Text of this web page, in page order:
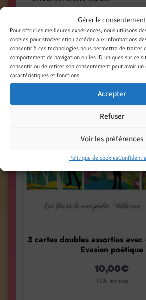
Gérer le consentement
Pour offrir les meilleures expériences, nous utilisons
cookies pour stocker et/ou accéder aux informations
consentir à ces technologies nous permettra de traiter
comportement de navigation ou les ID uniques sur ce
consentir ou de retirer son consentement peut avoir
caractéristiques et fonctions.
Accepter
Refuser
Voir les préférences
Politique de cookies
Produits similaires
3 cartes doubles assorties
Evasion poétique
10,00€
TVA incluse